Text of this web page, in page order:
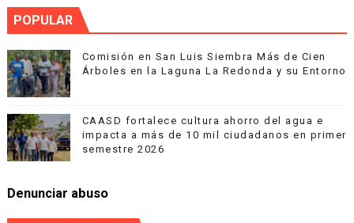
POPULAR
Comisión en San Luis Siembra Más de Cien
Árboles en la Laguna La Redonda y su Entorno
CAASD fortalece cultura ahorro del agua e
impacta a más de 10 mil ciudadanos en primer
semestre 2026
Denunciar abuso